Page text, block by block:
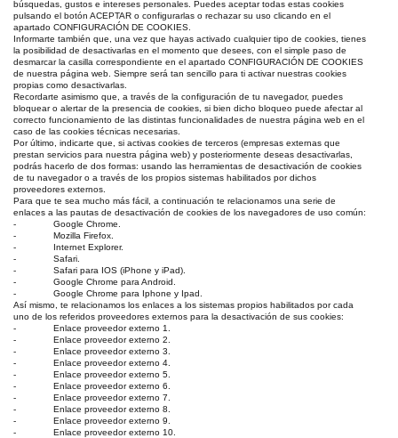
búsquedas, gustos e intereses personales. Puedes aceptar todas estas cookies
pulsando el botón ACEPTAR o configurarlas o rechazar su uso clicando en el
apartado CONFIGURACIÓN DE COOKIES.
Informarte también que, una vez que hayas activado cualquier tipo de cookies, tienes
la posibilidad de desactivarlas en el momento que desees, con el simple paso de
desmarcar la casilla correspondiente en el apartado CONFIGURACIÓN DE COOKIES
de nuestra página web. Siempre será tan sencillo para ti activar nuestras cookies
propias como desactivarlas.
Recordarte asimismo que, a través de la configuración de tu navegador, puedes
bloquear o alertar de la presencia de cookies, si bien dicho bloqueo puede afectar al
correcto funcionamiento de las distintas funcionalidades de nuestra página web en el
caso de las cookies técnicas necesarias.
Por último, indicarte que, si activas cookies de terceros (empresas externas que
prestan servicios para nuestra página web) y posteriormente deseas desactivarlas,
podrás hacerlo de dos formas: usando las herramientas de desactivación de cookies
de tu navegador o a través de los propios sistemas habilitados por dichos
proveedores externos.
Para que te sea mucho más fácil, a continuación te relacionamos una serie de
enlaces a las pautas de desactivación de cookies de los navegadores de uso común:
- Google Chrome.
- Mozilla Firefox.
- Internet Explorer.
- Safari.
- Safari para IOS (iPhone y iPad).
- Google Chrome para Android.
- Google Chrome para Iphone y Ipad.
Así mismo, te relacionamos los enlaces a los sistemas propios habilitados por cada
uno de los referidos proveedores externos para la desactivación de sus cookies:
- Enlace proveedor externo 1.
- Enlace proveedor externo 2.
- Enlace proveedor externo 3.
- Enlace proveedor externo 4.
- Enlace proveedor externo 5.
- Enlace proveedor externo 6.
- Enlace proveedor externo 7.
- Enlace proveedor externo 8.
- Enlace proveedor externo 9.
- Enlace proveedor externo 10.